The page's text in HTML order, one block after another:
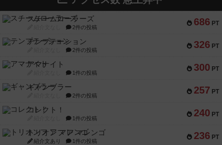
686 PT
スチームローラーズ
2件の投稿
326 PT
テンプテーション
2件の投稿
300 PT
アマナイト
1件の投稿
257 PT
ギャンブラー
2件の投稿
240 PT
コレクト！
1件の投稿
236 PT
トリオンフ ア マレンゴ
紹介文あり 1件の投稿